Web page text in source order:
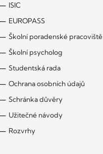
ISIC
EUROPASS
Školní poradenské pracoviště
Školní psycholog
Studentská rada
Ochrana osobních údajů
Schránka důvěry
Užitečné návody
Rozvrhy